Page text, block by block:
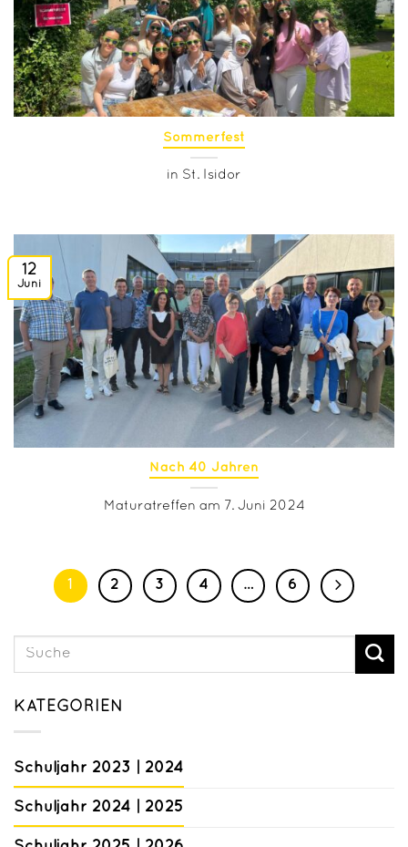
KATEGORIEN
Schuljahr 2023 | 2024
Schuljahr 2024 | 2025
Sommerfest
in St. Isidor
Nach 40 Jahren
Maturatreffen am 7. Juni 2024
12
Juni
1 2 3 4 … 6